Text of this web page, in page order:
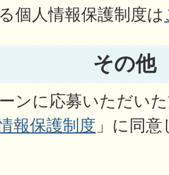
個人情報保護制度は
その他
ンに応募いただい
報保護制度 」に同